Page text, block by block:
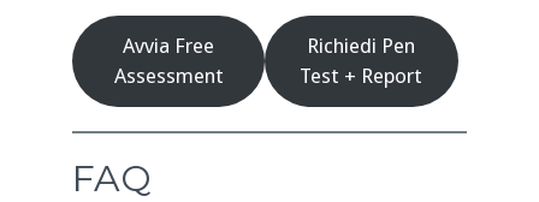
Avvia Free
Assessment
Richiedi Pen
Test + Report
FAQ